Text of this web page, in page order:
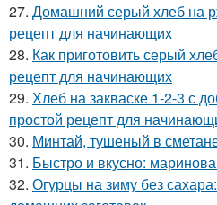
27. Домашний серый хлеб на
рецепт для начинающих
28. Как приготовить серый
рецепт для начинающих
29. Хлеб на закваске 1-2-3 с
простой рецепт для
30. Минтай, тушеный в
31. Быстро и вкусно:
32. Огурцы на зиму без